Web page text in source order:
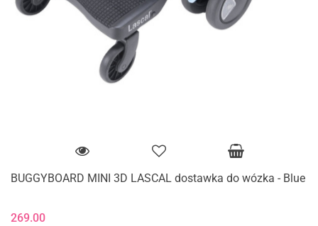
BUGGYBOARD MINI 3D LASCAL dostawka do wózka - Blue
269.00